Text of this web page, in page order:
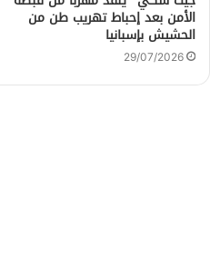
الأمن بعد إحباط تهريب طن من
الحشيش بإسبانيا
29/07/2026